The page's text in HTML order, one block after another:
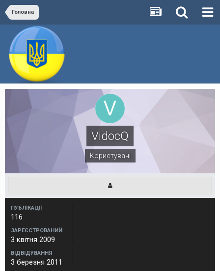
Головна
VidocQ
Користувачі
ПУБЛІКАЦІЇ
116
ЗАРЕЄСТРОВАНИЙ
3 квітня 2009
ВІДВІДУВАННЯ
3 березня 2011